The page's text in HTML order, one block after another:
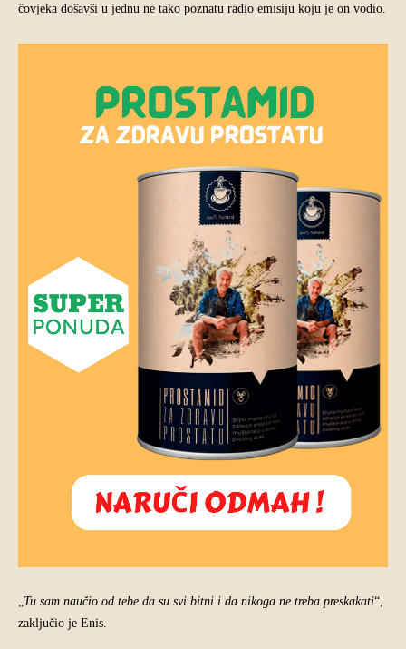
čovjeka došavši u jednu ne tako poznatu radio emisiju koju je on vodio.
Tu sam naučio od tebe da su svi bitni i da nikoga ne treba preskakati“,
zaključio je Enis.